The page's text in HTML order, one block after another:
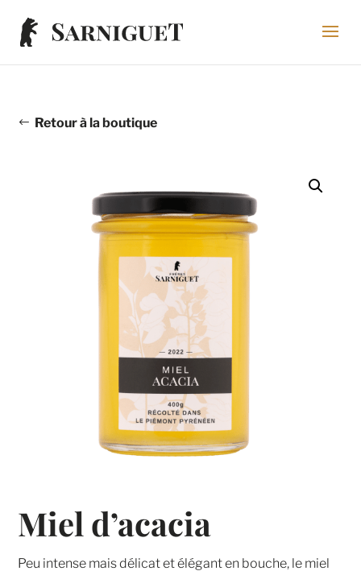
Retour à la boutique
Miel d’acacia
Peu intense mais délicat et élégant en bouche, le miel